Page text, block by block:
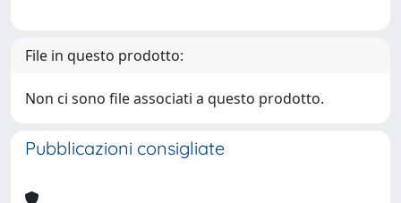
File in questo prodotto:
Non ci sono file associati a questo prodotto.
Pubblicazioni consigliate